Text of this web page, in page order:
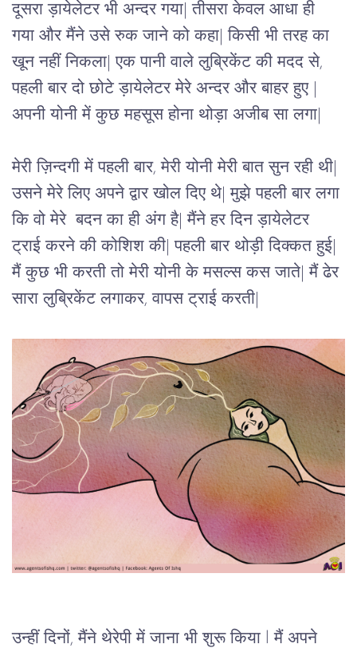
दूसरा ड़ायेलेटर भी अन्दर गया| तीसरा केवल आधा ही
गया और मैंने उसे रुक जाने को कहा| किसी भी तरह का
खून नहीं निकला| एक पानी वाले लुब्रिकेंट की मदद से,
पहली बार दो छोटे ड़ायेलेटर मेरे अन्दर और बाहर हुए |
अपनी योनी में कुछ महसूस होना थोड़ा अजीब सा लगा|
मेरी ज़िन्दगी में पहली बार, मेरी योनी मेरी बात सुन रही थी|
उसने मेरे लिए अपने द्वार खोल दिए थे| मुझे पहली बार लगा
कि वो मेरे  बदन का ही अंग है| मैंने हर दिन ड़ायेलेटर
ट्राई करने की कोशिश की| पहली बार थोड़ी दिक्कत हुई|
मैं कुछ भी करती तो मेरी योनी के मसल्स कस जाते| मैं ढेर
सारा लुब्रिकेंट लगाकर, वापस ट्राई करती|
उन्हीं दिनों, मैंने थेरेपी में जाना भी शुरू किया l मैं अपने